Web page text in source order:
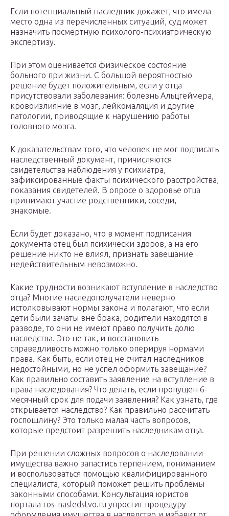
Если потенциальный наследник докажет, что имела
место одна из перечисленных ситуаций, суд может
назначить посмертную психолого-психиатрическую
экспертизу.
При этом оценивается физическое состояние
больного при жизни. С большой вероятностью
решение будет положительным, если у отца
присутствовали заболевания: болезнь Альцгеймера,
кровоизлияние в мозг, лейкомаляция и другие
патологии, приводящие к нарушению работы
головного мозга.
К доказательствам того, что человек не мог подписать
наследственный документ, причисляются
свидетельства наблюдения у психиатра,
зафиксированные факты психического расстройства,
показания свидетелей. В опросе о здоровье отца
принимают участие родственники, соседи,
знакомые.
Если будет доказано, что в момент подписания
документа отец был психически здоров, а на его
решение никто не влиял, признать завещание
недействительным невозможно.
Какие трудности возникают вступление в наследство
отца? Многие наследополучатели неверно
истолковывают нормы закона и полагают, что если
дети были зачаты вне брака, родители находятся в
разводе, то они не имеют право получить долю
наследства. Это не так, и восстановить
справедливость можно только оперируя нормами
права. Как быть, если отец не считал наследников
недостойными, но не успел оформить завещание?
Как правильно составить заявление на вступление в
права наследования? Что делать, если пропущен 6-
месячный срок для подачи заявления? Как узнать, где
открывается наследство? Как правильно рассчитать
госпошлину? Это только малая часть вопросов,
которые предстоит разрешить наследникам отца.
При решении сложных вопросов о наследовании
имущества важно запастись терпением, пониманием
и воспользоваться помощью квалифицированного
специалиста, который поможет решить проблемы
законными способами. Консультация юристов
портала ros-nasledstvo.ru упростит процедуру